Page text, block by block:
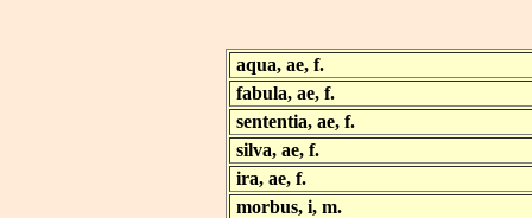
aqua, ae, f.
fabula, ae, f.
sententia, ae, f.
silva, ae, f.
ira, ae, f.
morbus, i, m.